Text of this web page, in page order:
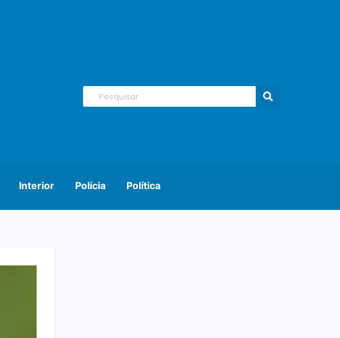
Interior Polícia Política